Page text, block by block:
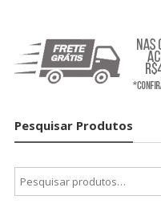
Pesquisar Produtos
Pesquisar
por: